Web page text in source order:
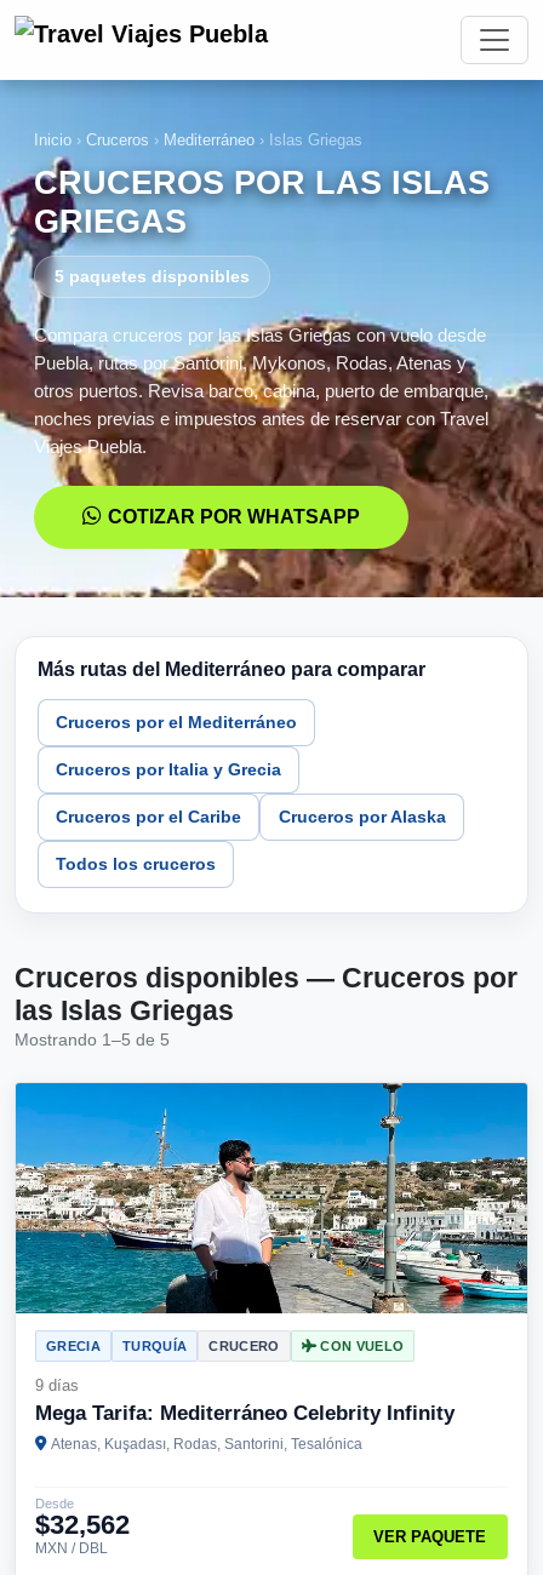
Inicio › Cruceros › Mediterráneo › Islas Griegas
CRUCEROS POR LAS ISLAS
GRIEGAS
5 paquetes disponibles
Compara cruceros por las Islas Griegas con vuelo desde
Puebla, rutas por Santorini, Mykonos, Rodas, Atenas y
otros puertos. Revisa barco, cabina, puerto de embarque,
noches previas e impuestos antes de reservar con Travel
Viajes Puebla.
COTIZAR POR WHATSAPP
Más rutas del Mediterráneo para comparar
Cruceros por el Mediterráneo
Cruceros por Italia y Grecia
Cruceros por el Caribe Cruceros por Alaska
Todos los cruceros
Cruceros disponibles — Cruceros por
las Islas Griegas
Mostrando 1–5 de 5
GRECIA TURQUÍA CRUCERO CON VUELO
9 días
Mega Tarifa: Mediterráneo Celebrity Infinity
Atenas, Kuşadası, Rodas, Santorini, Tesalónica
Desde
$32,562
MXN / DBL
VER PAQUETE